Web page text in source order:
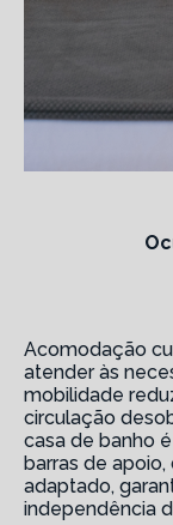
Acomodação
atender às
mobilidade
circulação
casa de banho
barras de
adaptado,
independência